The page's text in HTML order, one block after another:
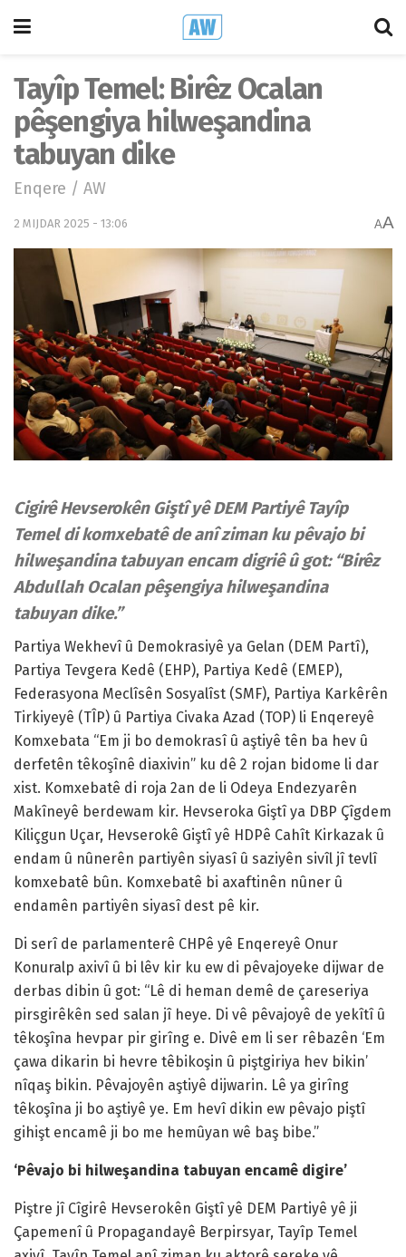
Tayîp Temel: Birêz Ocalan
pêşengiya hilweşandina
tabuyan dike
Enqere / AW
2 MIJDAR 2025 - 13:06 AA
Cigirê Hevserokên Giştî yê DEM Partiyê Tayîp
Temel di komxebatê de anî ziman ku pêvajo bi
hilweşandina tabuyan encam digriê û got: “Birêz
Abdullah Ocalan pêşengiya hilweşandina
tabuyan dike.”
Partiya Wekhevî û Demokrasiyê ya Gelan (DEM Partî),
Partiya Tevgera Kedê (EHP), Partiya Kedê (EMEP),
Federasyona Meclîsên Sosyalîst (SMF), Partiya Karkêrên
Tirkiyeyê (TÎP) û Partiya Civaka Azad (TOP) li Enqereyê
Komxebata “Em ji bo demokrasî û aştiyê tên ba hev û
derfetên têkoşînê diaxivin” ku dê 2 rojan bidome li dar
xist. Komxebatê di roja 2an de li Odeya Endezyarên
Makîneyê berdewam kir. Hevseroka Giştî ya DBP Çîgdem
Kiliçgun Uçar, Hevserokê Giştî yê HDPê Cahît Kirkazak û
endam û nûnerên partiyên siyasî û saziyên sivîl jî tevlî
komxebatê bûn. Komxebatê bi axaftinên nûner û
endamên partiyên siyasî dest pê kir.
Di serî de parlamenterê CHPê yê Enqereyê Onur
Konuralp axivî û bi lêv kir ku ew di pêvajoyeke dijwar de
derbas dibin û got: “Lê di heman demê de çareseriya
pirsgirêkên sed salan jî heye. Di vê pêvajoyê de yekîtî û
têkoşîna hevpar pir girîng e. Divê em li ser rêbazên ‘Em
çawa dikarin bi hevre têbikoşin û piştgiriya hev bikin’
nîqaş bikin. Pêvajoyên aştiyê dijwarin. Lê ya girîng
têkoşîna ji bo aştiyê ye. Em hevî dikin ew pêvajo piştî
gihişt encamê ji bo me hemûyan wê baş bibe.”
‘Pêvajo bi hilweşandina tabuyan encamê digire’
Piştre jî Cîgirê Hevserokên Giştî yê DEM Partiyê yê ji
Çapemenî û Propagandayê Berpirsyar, Tayîp Temel